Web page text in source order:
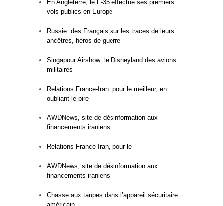
En Angleterre, le F-35 effectue ses premiers
vols publics en Europe
Russie: des Français sur les traces de leurs
ancêtres, héros de guerre
Singapour Airshow: le Disneyland des avions
militaires
Relations France-Iran: pour le meilleur, en
oubliant le pire
AWDNews, site de désinformation aux
financements iraniens
Relations France-Iran, pour le
AWDNews, site de désinformation aux
financements iraniens
Chasse aux taupes dans l’appareil sécuritaire
américain